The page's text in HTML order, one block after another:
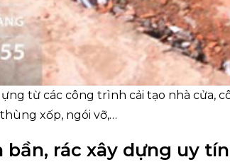
từ các công trình cải tạo nhà cửa,
xốp, ngói vỡ,…
bần, rác xây dựng uy